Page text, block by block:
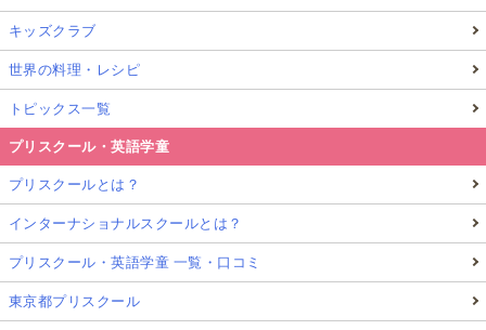
キッズクラブ
世界の料理・レシピ
トピックス一覧
プリスクール・英語学童
プリスクールとは？
インターナショナルスクールとは？
プリスクール・英語学童 一覧・口コミ
東京都プリスクール